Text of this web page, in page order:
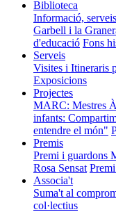
Biblioteca
Informació,
Garbell i la
d'educació Fons
Serveis
Visites i Itineraris
Exposicions
Projectes
MARC: Mestres
infants:
entendre el món"
Premis
Premi i guardons
Rosa Sensat
Associa't
Suma't al
col·lectius